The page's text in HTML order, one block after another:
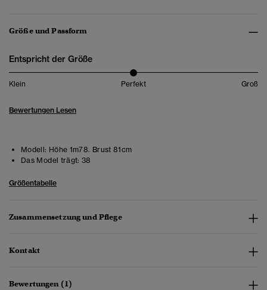
Größe und Passform
Entspricht der Größe
Klein Perfekt Groß
Bewertungen Lesen
Modell: Höhe 1m78. Brust 81cm
Das Model trägt: 38
Größentabelle
Zusammensetzung und Pflege
Kontakt
Bewertungen (1)